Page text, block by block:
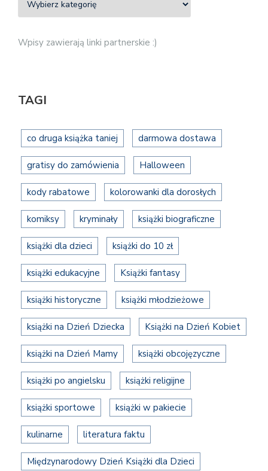
Wpisy zawierają linki partnerskie :)
TAGI
co druga książka taniej darmowa dostawa
gratisy do zamówienia Halloween
kody rabatowe kolorowanki dla dorosłych
komiksy kryminały książki biograficzne
książki dla dzieci książki do 10 zł
książki edukacyjne Książki fantasy
książki historyczne książki młodzieżowe
książki na Dzień Dziecka Książki na Dzień Kobiet
książki na Dzień Mamy książki obcojęzyczne
książki po angielsku książki religijne
książki sportowe książki w pakiecie
kulinarne literatura faktu
Międzynarodowy Dzień Książki dla Dzieci